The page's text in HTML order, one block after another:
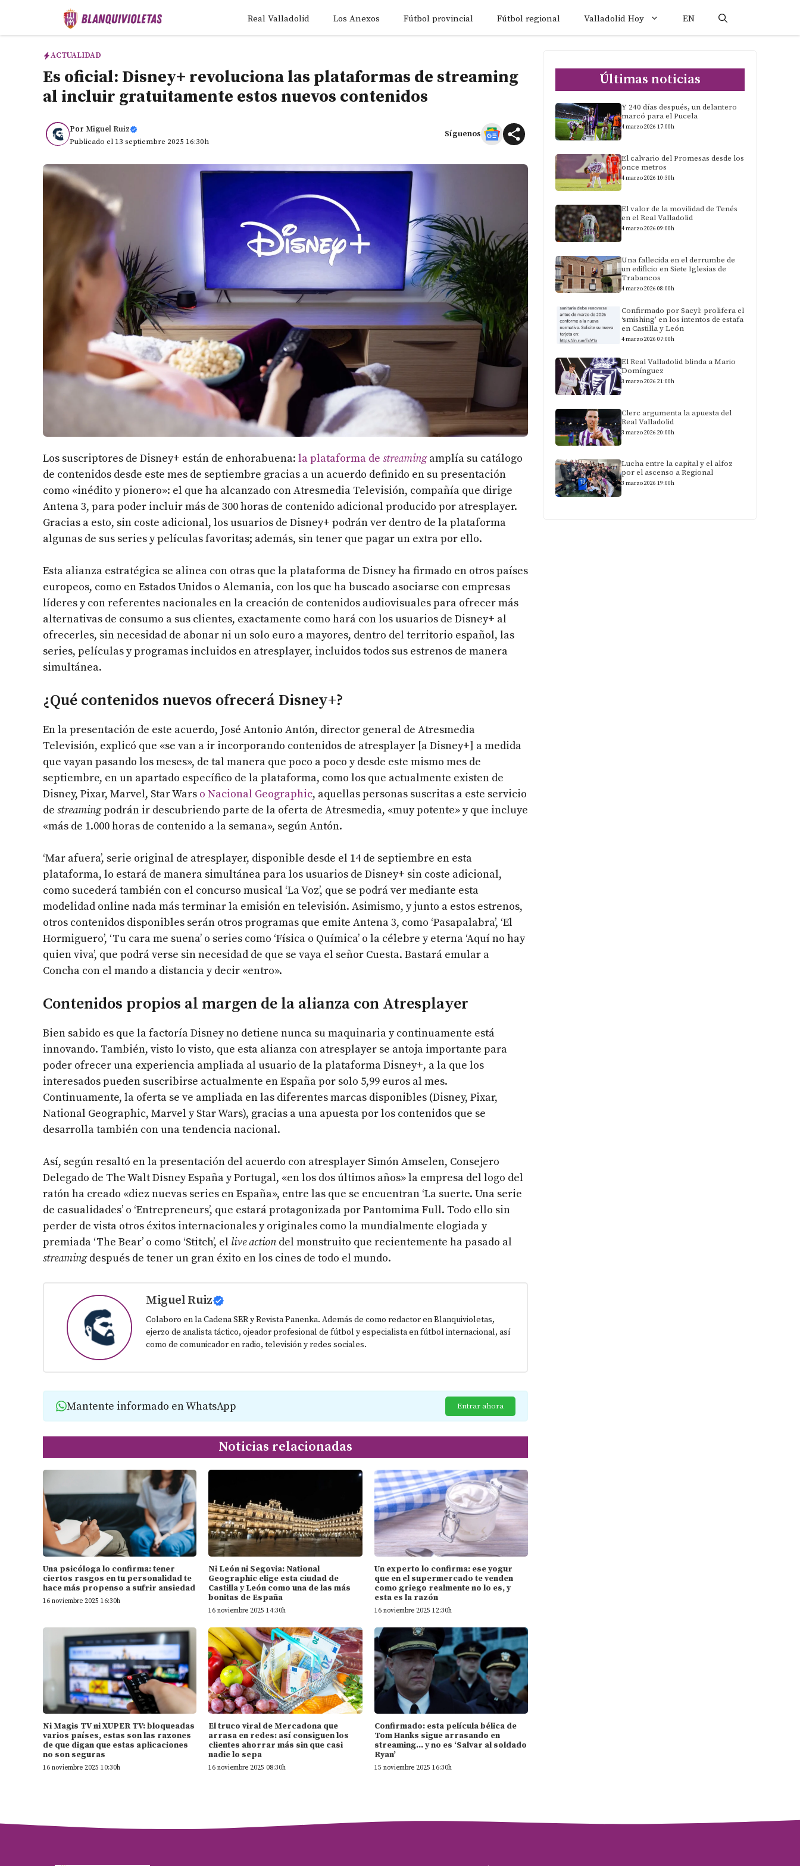
Real Valladolid Los Anexos Fútbol provincial Fútbol regional Valladolid Hoy EN
ACTUALIDAD
Es oficial: Disney+ revoluciona las plataformas de streaming
al incluir gratuitamente estos nuevos contenidos
Por Miguel Ruiz
Publicado el 13 septiembre 2025 16:30h
Síguenos
Los suscriptores de Disney+ están de enhorabuena: la plataforma de streamingamplía su catálogo
de contenidos desde este mes de septiembre gracias a un acuerdo definido en su presentación
como «inédito y pionero»: el que ha alcanzado con Atresmedia Televisión, compañía que dirige
Antena 3, para poder incluir más de 300 horas de contenido adicional producido por atresplayer.
Gracias a esto, sin coste adicional, los usuarios de Disney+ podrán ver dentro de la plataforma
algunas de sus series y películas favoritas; además, sin tener que pagar un extra por ello.
Esta alianza estratégica se alinea con otras que la plataforma de Disney ha firmado en otros países
europeos, como en Estados Unidos o Alemania, con los que ha buscado asociarse con empresas
líderes y con referentes nacionales en la creación de contenidos audiovisuales para ofrecer más
alternativas de consumo a sus clientes, exactamente como hará con los usuarios de Disney+ al
ofrecerles, sin necesidad de abonar ni un solo euro a mayores, dentro del territorio español, las
series, películas y programas incluidos en atresplayer, incluidos todos sus estrenos de manera
simultánea.
¿Qué contenidos nuevos ofrecerá Disney+?
En la presentación de este acuerdo, José Antonio Antón, director general de Atresmedia
Televisión, explicó que «se van a ir incorporando contenidos de atresplayer [a Disney+] a medida
que vayan pasando los meses», de tal manera que poco a poco y desde este mismo mes de
septiembre, en un apartado específico de la plataforma, como los que actualmente existen de
Disney, Pixar, Marvel, Star Wars o Nacional Geographic, aquellas personas suscritas a este servicio
de streamingpodrán ir descubriendo parte de la oferta de Atresmedia, «muy potente» y que incluye
«más de 1.000 horas de contenido a la semana», según Antón.
‘Mar afuera’, serie original de atresplayer, disponible desde el 14 de septiembre en esta
plataforma, lo estará de manera simultánea para los usuarios de Disney+ sin coste adicional,
como sucederá también con el concurso musical ‘La Voz’, que se podrá ver mediante esta
modelidad online nada más terminar la emisión en televisión. Asimismo, y junto a estos estrenos,
otros contenidos disponibles serán otros programas que emite Antena 3, como ‘Pasapalabra’, ‘El
Hormiguero’, ‘Tu cara me suena’ o series como ‘Física o Química’ o la célebre y eterna ‘Aquí no hay
quien viva’, que podrá verse sin necesidad de que se vaya el señor Cuesta. Bastará emular a
Concha con el mando a distancia y decir «entro».
Contenidos propios al margen de la alianza con Atresplayer
Bien sabido es que la factoría Disney no detiene nunca su maquinaria y continuamente está
innovando. También, visto lo visto, que esta alianza con atresplayer se antoja importante para
poder ofrecer una experiencia ampliada al usuario de la plataforma Disney+, a la que los
interesados pueden suscribirse actualmente en España por solo 5,99 euros al mes.
Continuamente, la oferta se ve ampliada en las diferentes marcas disponibles (Disney, Pixar,
National Geographic, Marvel y Star Wars), gracias a una apuesta por los contenidos que se
desarrolla también con una tendencia nacional.
Así, según resaltó en la presentación del acuerdo con atresplayer Simón Amselen, Consejero
Delegado de The Walt Disney España y Portugal, «en los dos últimos años» la empresa del logo del
ratón ha creado «diez nuevas series en España», entre las que se encuentran ‘La suerte. Una serie
de casualidades’ o ‘Entrepreneurs’, que estará protagonizada por Pantomima Full. Todo ello sin
perder de vista otros éxitos internacionales y originales como la mundialmente elogiada y
premiada ‘The Bear’ o como ‘Stitch’, el live action del monstruito que recientemente ha pasado al
streamingdespués de tener un gran éxito en los cines de todo el mundo.
Miguel Ruiz
Colaboro en la Cadena SER y Revista Panenka. Además de como redactor en Blanquivioletas,
ejerzo de analista táctico, ojeador profesional de fútbol y especialista en fútbol internacional, así
como de comunicador en radio, televisión y redes sociales.
Mantente informado en WhatsApp Entrar ahora
Noticias relacionadas
Una psicóloga lo confirma: tener
ciertos rasgos en tu personalidad te
hace más propenso a sufrir ansiedad
16 noviembre 2025 16:30h
Ni León ni Segovia: National
Geographic elige esta ciudad de
Castilla y León como una de las más
bonitas de España
16 noviembre 2025 14:30h
Un experto lo confirma: ese yogur
que en el supermercado te venden
como griego realmente no lo es, y
esta es la razón
16 noviembre 2025 12:30h
Ni Magis TV ni XUPER TV: bloqueadas
varios países, estas son las razones
de que digan que estas aplicaciones
no son seguras
16 noviembre 2025 10:30h
El truco viral de Mercadona que
arrasa en redes: así consiguen los
clientes ahorrar más sin que casi
nadie lo sepa
16 noviembre 2025 08:30h
Confirmado: esta película bélica de
Tom Hanks sigue arrasando en
streaming… y no es ‘Salvar al soldado
Ryan’
15 noviembre 2025 16:30h
Últimas noticias
Y 240 días después, un delantero
marcó para el Pucela
4 marzo 2026 17:00h
El calvario del Promesas desde los
once metros
4 marzo 2026 10:30h
El valor de la movilidad de Tenés
en el Real Valladolid
4 marzo 2026 09:00h
Una fallecida en el derrumbe de
un edificio en Siete Iglesias de
Trabancos
4 marzo 2026 08:00h
Confirmado por Sacyl: prolifera el
‘smishing’ en los intentos de estafa
en Castilla y León
4 marzo 2026 07:00h
El Real Valladolid blinda a Mario
Domínguez
3 marzo 2026 21:00h
Clerc argumenta la apuesta del
Real Valladolid
3 marzo 2026 20:00h
Lucha entre la capital y el alfoz
por el ascenso a Regional
3 marzo 2026 19:00h